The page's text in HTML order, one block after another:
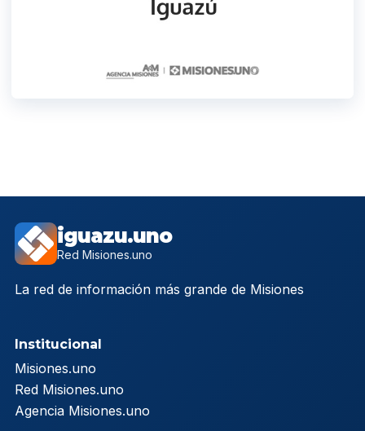
iguazu.uno
Red Misiones.uno
La red de información más grande de Misiones
Institucional
Misiones.uno
Red Misiones.uno
Agencia Misiones.uno